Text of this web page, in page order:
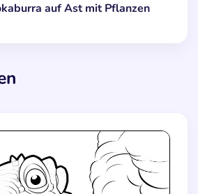
auf Ast mit Pflanzen